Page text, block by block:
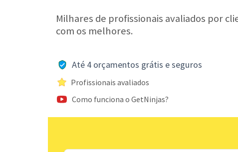
Milhares de profissionais avaliados por
com os melhores.
Até 4 orçamentos grátis e seguros
Profissionais avaliados
Como funciona o GetNinjas?